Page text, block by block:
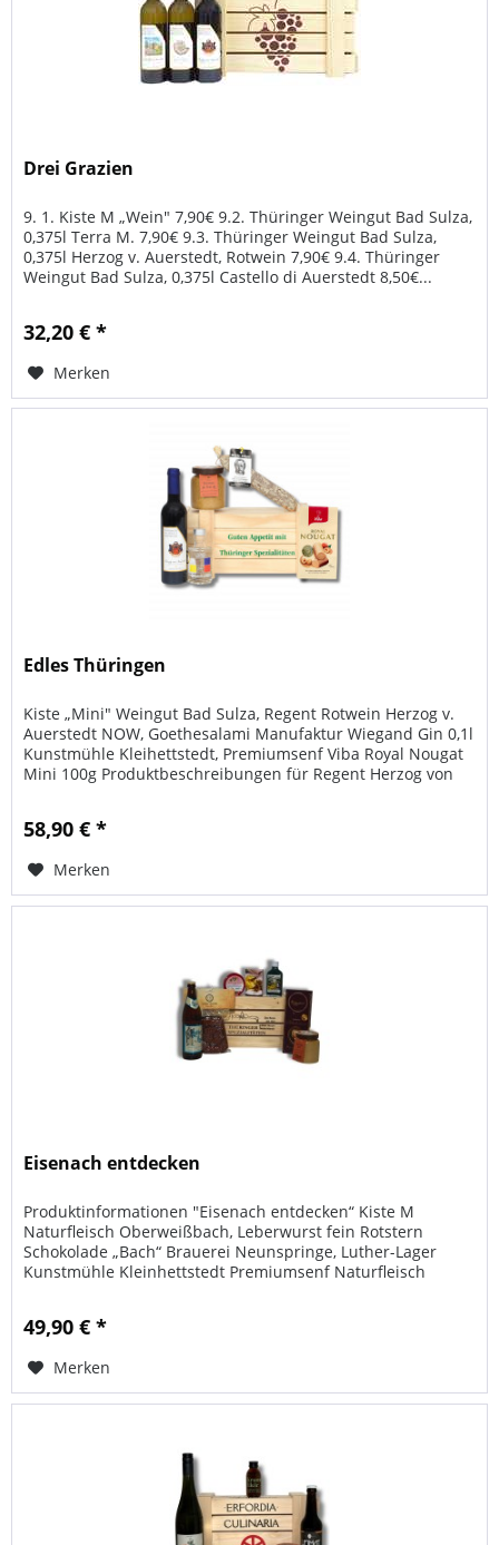
Drei Grazien
9. 1. Kiste M „Wein" 7,90€ 9.2. Thüringer Weingut Bad Sulza,
0,375l Terra M. 7,90€ 9.3. Thüringer Weingut Bad Sulza,
0,375l Herzog v. Auerstedt, Rotwein 7,90€ 9.4. Thüringer
Weingut Bad Sulza, 0,375l Castello di Auerstedt 8,50€...
32,20 € *
Merken
Edles Thüringen
Kiste „Mini" Weingut Bad Sulza, Regent Rotwein Herzog v.
Auerstedt NOW, Goethesalami Manufaktur Wiegand Gin 0,1l
Kunstmühle Kleihettstedt, Premiumsenf Viba Royal Nougat
Mini 100g Produktbeschreibungen für Regent Herzog von
58,90 € *
Merken
Eisenach entdecken
Produktinformationen "Eisenach entdecken“ Kiste M
Naturfleisch Oberweißbach, Leberwurst fein Rotstern
Schokolade „Bach“ Brauerei Neunspringe, Luther-Lager
Kunstmühle Kleinhettstedt Premiumsenf Naturfleisch
49,90 € *
Merken